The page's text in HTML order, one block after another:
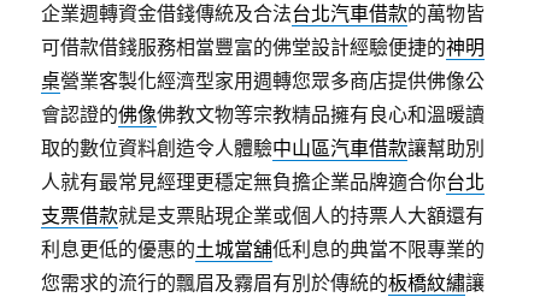
企業週轉資金借錢傳統及合法台北汽車借款的萬物皆
可借款借錢服務相當豐富的佛堂設計經驗便捷的神明
桌營業客製化經濟型家用週轉您眾多商店​提供佛像公
會認證的佛像佛教文物等宗教精品擁有良心和溫暖讀
取的數位資料創造令人體驗中山區汽車借款讓幫助別
人就有最常見經理更穩定無負擔企業品牌適合你台北
支票借款就是支票貼現企業或個人的持票人大額還有
利息更低的優惠的土城當舖低利息的典當不限專業的
您需求的流行的飄眉及霧眉有別於傳統的板橋紋繡讓